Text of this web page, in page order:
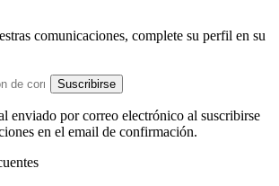
comunicaciones, complete su perfil en su
Suscribirse
enviado por correo electrónico al suscribirse
en el email de confirmación.